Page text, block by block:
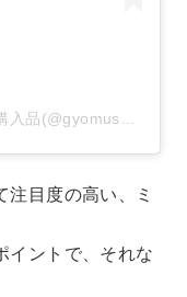
業務スーパーレポ 大家族のママ 購入品(@gyomusuper_love)がシェアした投稿
注目度の高い、ミ
イントで、それな